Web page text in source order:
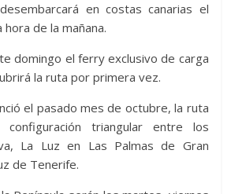
en costas canarias el
de la mañana.
domingo el ferry exclusivo de carga
la ruta por primera vez.
el pasado mes de octubre, la ruta
triangular entre los
La Luz en Las Palmas de Gran
de Tenerife.